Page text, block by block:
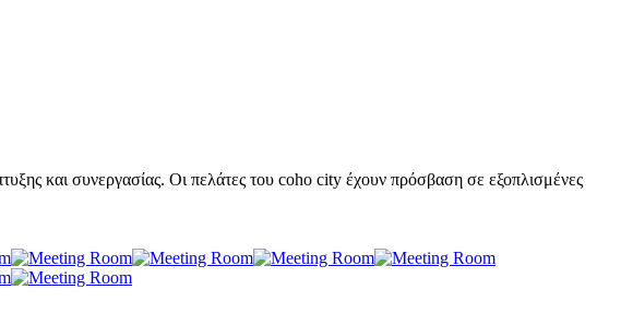
και συνεργασίας. Οι πελάτες του coho city έχουν πρόσβαση σε εξοπλισμένες